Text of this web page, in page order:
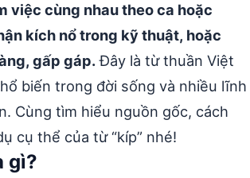
việc cùng nhau theo ca hoặc
kích nổ trong kỹ thuật, hoặc
gấp gáp.Đây là từ thuần Việt
biến trong đời sống và nhiều lĩnh
Cùng tìm hiểu nguồn gốc, cách
cụ thể của từ “kíp” nhé!
gì?